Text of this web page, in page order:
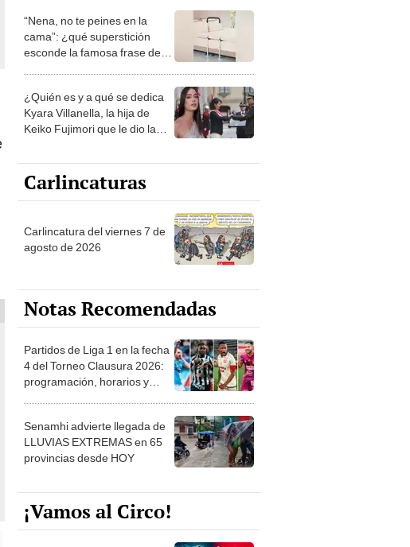
cama”: ¿qué superstición
esconde la famosa frase de
los Enanitos Verdes?
Kyara Villanella, la hija de
Keiko Fujimori que le dio la
contra a nivel nacional?
Carlincaturas
agosto de 2026
Notas Recomendadas
4 del Torneo Clausura 2026:
programación, horarios y
dónde ver
LLUVIAS EXTREMAS en 65
provincias desde HOY
¡Vamos al Circo!